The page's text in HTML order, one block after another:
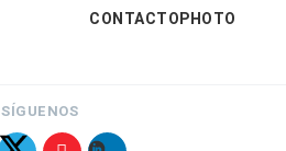
CONTACTOPHOTO
SÍGUENOS